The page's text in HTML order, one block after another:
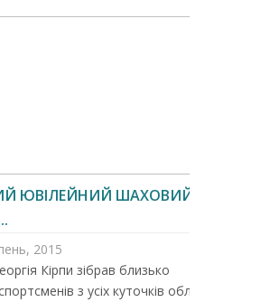
ЮВІЛЕЙНИЙ ШАХОВИЙ
2015
Кірпи зібрав близько
з усіх куточків області.